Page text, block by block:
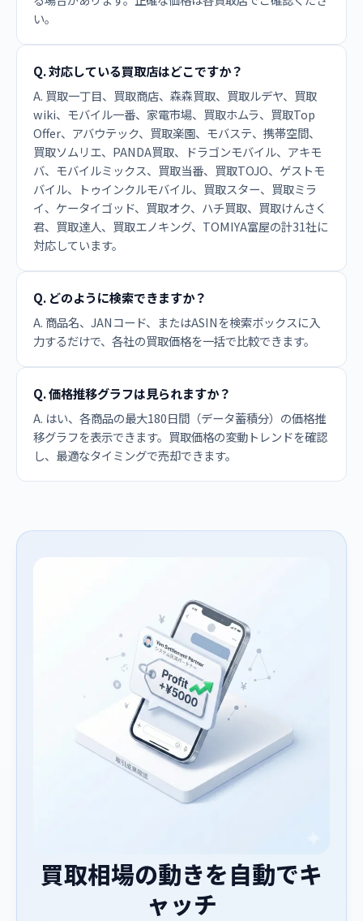
い。
Q. 対応している買取店はどこですか？
A. 買取一丁目、買取商店、森森買取、買取ルデヤ、買取
wiki、モバイル一番、家電市場、買取ホムラ、買取Top
Offer、アバウテック、買取楽園、モバステ、携帯空間、
買取ソムリエ、PANDA買取、ドラゴンモバイル、アキモ
バ、モバイルミックス、買取当番、買取TOJO、ゲストモ
バイル、トゥインクルモバイル、買取スター、買取ミラ
イ、ケータイゴッド、買取オク、ハチ買取、買取けんさく
君、買取達人、買取エノキング、TOMIYA富屋の計31社に
対応しています。
Q. どのように検索できますか？
A. 商品名、JANコード、またはASINを検索ボックスに入
力するだけで、各社の買取価格を一括で比較できます。
Q. 価格推移グラフは見られますか？
A. はい、各商品の最大180日間（データ蓄積分）の価格推
移グラフを表示できます。買取価格の変動トレンドを確認
し、最適なタイミングで売却できます。
買取相場の動きを自動でキ
ャッチ